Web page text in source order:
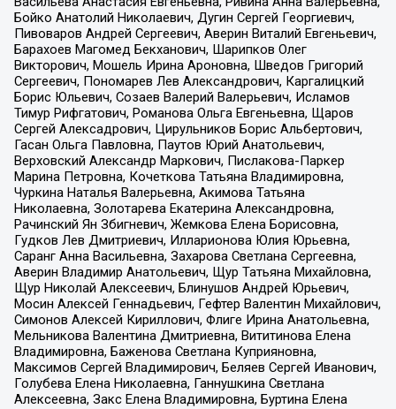
Бойко Анатолий Николаевич, Дугин Сергей Георгиевич,
Пивоваров Андрей Сергеевич, Аверин Виталий Евгеньевич,
Барахоев Магомед Бекханович, Шарипков Олег
Викторович, Мошель Ирина Ароновна, Шведов Григорий
Сергеевич, Пономарев Лев Александрович, Каргалицкий
Борис Юльевич, Созаев Валерий Валерьевич, Исламов
Тимур Рифгатович, Романова Ольга Евгеньевна, Щаров
Сергей Алексадрович, Цирульников Борис Альбертович,
Гасан Ольга Павловна, Паутов Юрий Анатольевич,
Верховский Александр Маркович, Пислакова-Паркер
Марина Петровна, Кочеткова Татьяна Владимировна,
Чуркина Наталья Валерьевна, Акимова Татьяна
Николаевна, Золотарева Екатерина Александровна,
Рачинский Ян Збигневич, Жемкова Елена Борисовна,
Гудков Лев Дмитриевич, Илларионова Юлия Юрьевна,
Саранг Анна Васильевна, Захарова Светлана Сергеевна,
Аверин Владимир Анатольевич, Щур Татьяна Михайловна,
Щур Николай Алексеевич, Блинушов Андрей Юрьевич,
Мосин Алексей Геннадьевич, Гефтер Валентин Михайлович,
Симонов Алексей Кириллович, Флиге Ирина Анатольевна,
Мельникова Валентина Дмитриевна, Вититинова Елена
Владимировна, Баженова Светлана Куприяновна,
Максимов Сергей Владимирович, Беляев Сергей Иванович,
Голубева Елена Николаевна, Ганнушкина Светлана
Алексеевна, Закс Елена Владимировна, Буртина Елена